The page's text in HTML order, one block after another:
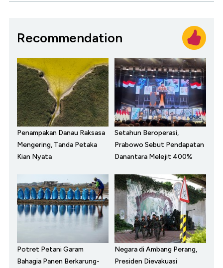
Recommendation
Penampakan Danau Raksasa
Mengering, Tanda Petaka
Kian Nyata
Setahun Beroperasi,
Prabowo Sebut Pendapatan
Danantara Melejit 400%
Potret Petani Garam
Bahagia Panen Berkarung-
Negara di Ambang Perang,
Presiden Dievakuasi